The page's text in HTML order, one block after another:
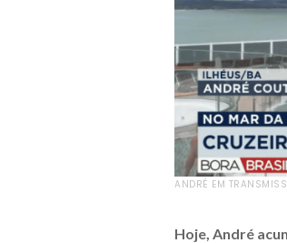
ANDRÉ EM
Hoje, André